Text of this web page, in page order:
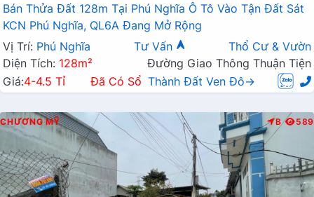
Bán Thửa Đất 128m Tại Phú Nghĩa Ô Tô Vào Tận Đất Sát
KCN Phú Nghĩa, QL6A Đang Mở Rộng
Vị Trí: Phú Nghĩa Tư Vấn
Thổ Cư & Vườn
Diện Tích: 128m²
Đường Giao Thông Thuận Tiện
Giá:4-4.5 Tỉ Đã Có Sổ Thành Đất Ven Đô→
CHƯƠNG MỸ B 589